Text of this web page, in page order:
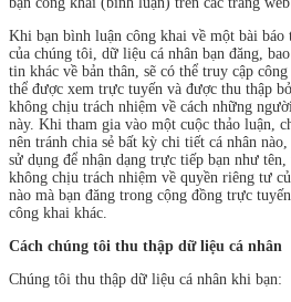
Khi bạn bình luận công khai về một bài báo
của chúng tôi, dữ liệu cá nhân bạn đăng,
tin khác về bản thân, sẽ có thể truy cập
thể được xem trực tuyến và được thu thập
không chịu trách nhiệm về cách những
này. Khi tham gia vào một cuộc thảo luận,
nên tránh chia sẻ bất kỳ chi tiết cá nhân
sử dụng để nhận dạng trực tiếp bạn như
không chịu trách nhiệm về quyền riêng tư
nào mà bạn đăng trong cộng đồng trực
công khai khác.
Cách chúng tôi thu thập dữ liệu cá nhân
Chúng tôi thu thập dữ liệu cá nhân khi bạn: